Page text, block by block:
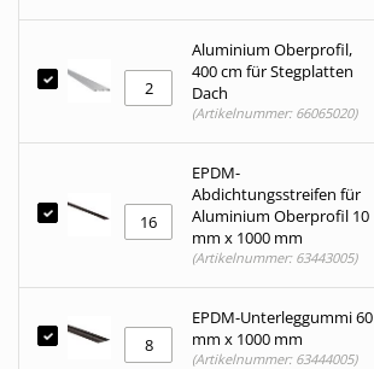
Aluminium Oberprofil,
400 cm für Stegplatten
Dach
(Artikelnummer: 66065020)
EPDM-
Abdichtungsstreifen für
Aluminium Oberprofil 10
mm x 1000 mm
(Artikelnummer: 63443005)
EPDM-Unterleggummi 60
mm x 1000 mm
(Artikelnummer: 63444005)